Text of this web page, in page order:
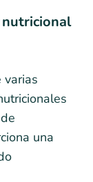
nutricional
varias
una